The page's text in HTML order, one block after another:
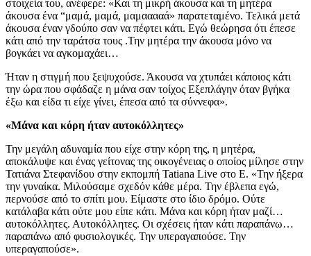
στοιχεία του, ανέφερε: «Και τη μικρή άκουσα και τη μητέρα
άκουσα ένα “μαμά, μαμά, μαμααααά» παρατεταμένο. Τελικά μετά
άκουσα έναν γδούπο σαν να πέφτει κάτι. Εγώ θεώρησα ότι έπεσε
κάτι από την ταράτσα τους .Την μητέρα την άκουσα μόνο να
βογκάει να αγκομαχάει…
Ήταν η στιγμή που ξεψυχούσε. Άκουσα να χτυπάει κάποιος κάτι
την ώρα που σφάδαζε η μάνα σαν τοίχος Εξεπλάγην όταν βγήκα
έξω και είδα τι είχε γίνει, έπεσα από τα σύννεφα».
«Μάνα και κόρη ήταν αυτοκόλλητες»
Την μεγάλη αδυναμία που είχε στην κόρη της, η μητέρα,
αποκάλυψε και ένας γείτονας της οικογένειας ο οποίος μίλησε στην
Τατιάνα Στεφανίδου στην εκπομπή Tatiana Live στο Ε. «Την ήξερα
την γυναίκα. Μιλούσαμε σχεδόν κάθε μέρα. Την έβλεπα εγώ,
περνούσε από το σπίτι μου. Είμαστε στο ίδιο δρόμο. Ούτε
κατάλαβα κάτι ούτε μου είπε κάτι. Μάνα και κόρη ήταν μαζί…
αυτοκόλλητες. Αυτοκόλλητες. Οι σχέσεις ήταν κάτι παραπάνω…
παραπάνω από φυσιολογικές. Την υπεραγαπούσε. Την
υπεραγαπούσε».